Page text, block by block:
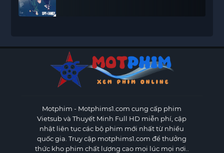
Motphim - Motphims1.com cung cấp phim
Vietsub và Thuyết Minh Full HD miễn phí, cập
nhật liên tục các bộ phim mới nhất từ nhiều
quốc gia. Truy cập motphims1.com để thưởng
thức kho phim chất lượng cao mọi lúc mọi nơi..